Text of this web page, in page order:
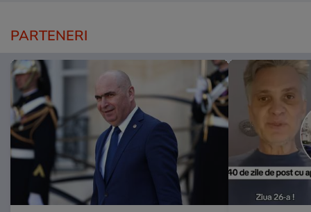
PARTENERI